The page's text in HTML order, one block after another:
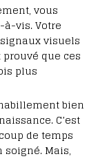
vous
vis. Votre
visuels
que ces
plus
bien
C’est
de temps
Mais,